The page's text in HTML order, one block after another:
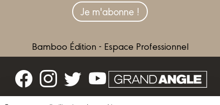
Je m'abonne !
Bamboo Édition - Espace Professionnel
Contactez-nous